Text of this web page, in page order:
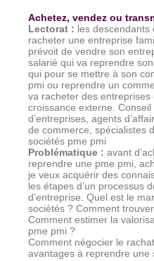
Achetez, vendez ou
Lectorat : les descendants
racheter une entreprise
prévoit de vendre son
salarié qui va reprendre
qui pour se mettre à son
pmi ou reprendre un
va racheter des entreprises
croissance externe.
d’entreprises, agents
de commerce, spécialistes
sociétés pme pmi
Problématique : avant
reprendre une pme pmi,
je veux acquérir des
les étapes d’un processus
d’entreprise. Quel est le
sociétés ? Comment
Comment estimer la
pme pmi ?
Comment négocier le
avantages à reprendre une